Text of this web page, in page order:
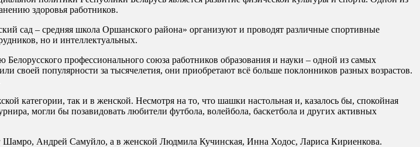
здоровья работников.
сад – средняя школа Оршанского района» организуют и проводят различные спортивные
но и интеллектуальных.
профессионального союза работников образования и науки – одной из самых
популярности за тысячелетия, они приобретают всё больше поклонников разных возрастов.
категории, так и в женской. Несмотря на то, что шашки настольная и, казалось бы, спокойная
могли бы позавидовать любители футбола, волейбола, баскетбола и других активных
Андрей Самуйло, а в женской Людмила Кучинская, Инна Ходос, Лариса Кириенкова.